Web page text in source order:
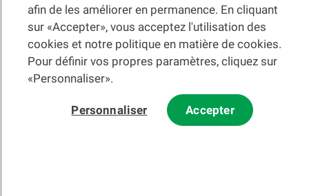
La BCV Changer de section
Changer de langue
afin de les améliorer en permanence. En cliquant
sur «Accepter», vous acceptez l'utilisation des
cookies et notre politique en matière de cookies.
Pour définir vos propres paramètres, cliquez sur
«Personnaliser».
Personnaliser Accepter